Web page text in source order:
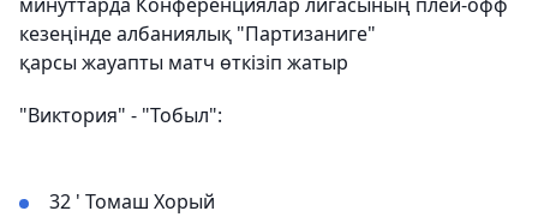
кезеңінде албаниялық "Партизаниге"
қарсы жауапты матч өткізіп жатыр
"Виктория" - "Тобыл":
32 ' Томаш Хорый